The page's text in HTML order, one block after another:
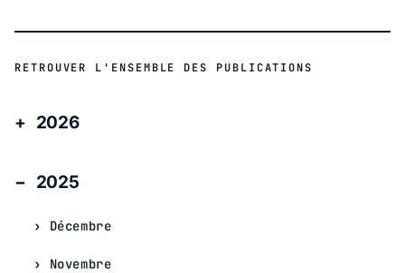
RETROUVER L'ENSEMBLE DES PUBLICATIONS
2026
2025
Décembre
Novembre